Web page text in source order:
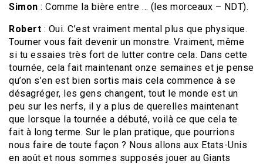
Simon : Comme la bière entre … (les morceaux – NDT).
Robert : Oui. C’est vraiment mental plus que physique.
Tourner vous fait devenir un monstre. Vraiment, même
si tu essaies très fort de lutter contre cela. Dans cette
tournée, cela fait maintenant onze semaines et je pense
qu’on s’en est bien sortis mais cela commence à se
désagréger, les gens changent, tout le monde est un
peu sur les nerfs, il y a plus de querelles maintenant
que lorsque la tournée a débuté, voilà ce que cela te
fait à long terme. Sur le plan pratique, que pourrions
nous faire de toute façon ? Nous allons aux Etats-Unis
en août et nous sommes supposés jouer au Giants